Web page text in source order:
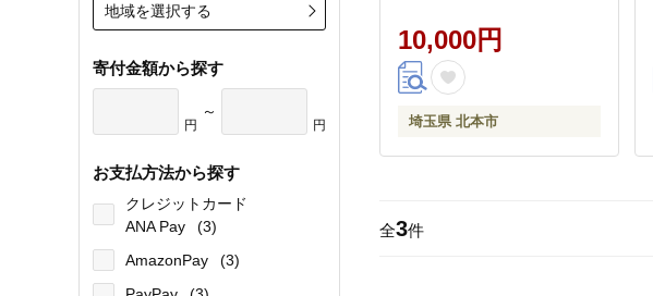
地域を選択する
寄付金額から探す
円
～
円
お支払方法から探す
クレジットカード
ANA Pay
(3)
AmazonPay
(3)
度 ジュース リコピン ドリ
ンク 飲み物 500ミリリット
ル 1リットル 野菜 飲み物
さしい 飲料 内田農園 ベジ
ファーム北本 埼玉県 北本
10,000円
埼玉県 北本市
全3件